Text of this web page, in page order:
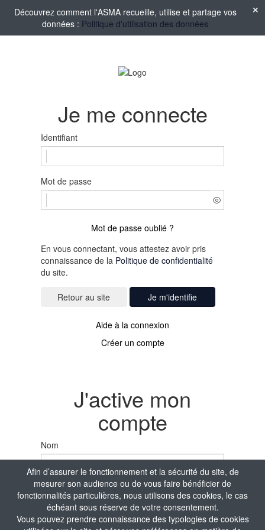
Afin d’assurer le fonctionnement et la sécurité du site, de
mesurer son audience ou de vous faire bénéficier de
fonctionnalités particulières, nous utilisons des cookies, le cas
échéant sous réserve de votre consentement.
Vous pouvez prendre connaissance des typologies de cookies
Découvrez comment l'ASMA recueille, utilise et partage vos
données : Politique d'utilisation des données
Je me connecte
Identifiant
Mot de passe
Mot de passe oublié ?
En vous connectant, vous attestez avoir pris
connaissance de la Politique de confidentialité
du site.
Je m'identifie
Aide à la connexion
Créer un compte
J'active mon
compte
Nom
Prénom